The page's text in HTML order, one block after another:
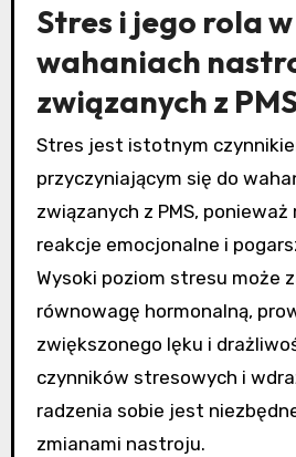
Stres i jego rola w
wahaniach
związanych z
Stres jest istotnym
przyczyniającym się do
związanych z PMS,
reakcje emocjonalne i
Wysoki poziom stresu może
równowagę hormonalną,
zwiększonego lęku i
czynników stresowych i
radzenia sobie jest
zmianami nastroju.